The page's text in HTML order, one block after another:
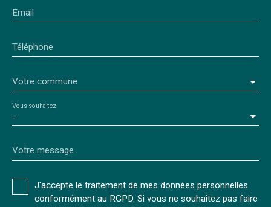
Email
Téléphone
Votre commune
-
Vous souhaitez
Votre message
J'accepte le traitement de mes données personnelles
conformément au RGPD. Si vous ne souhaitez pas faire